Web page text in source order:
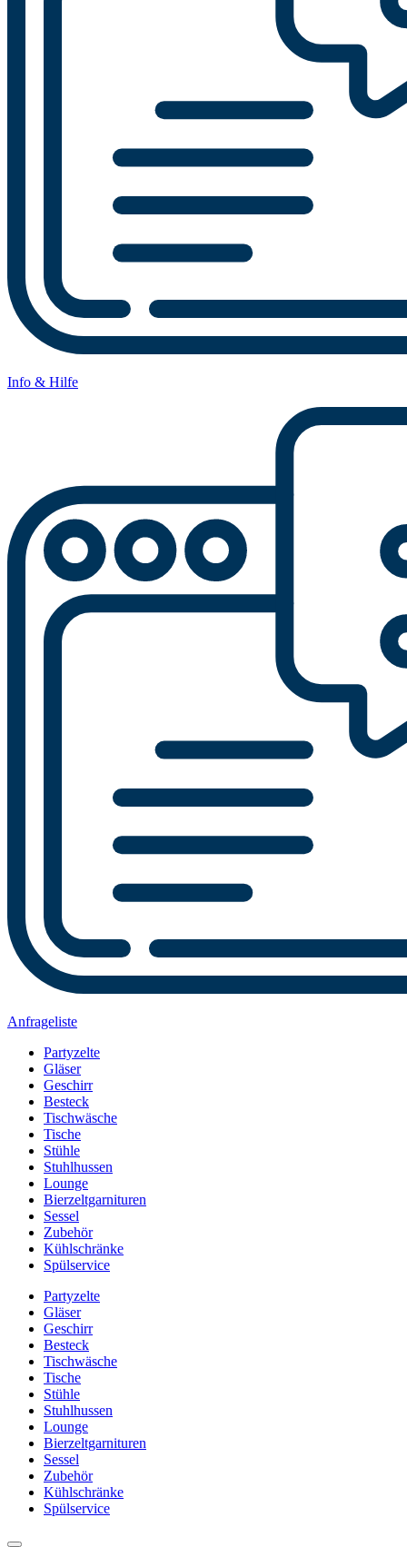
Info & Hilfe
Anfrageliste
Partyzelte
Gläser
Geschirr
Besteck
Tischwäsche
Tische
Stühle
Stuhlhussen
Lounge
Bierzeltgarnituren
Sessel
Zubehör
Kühlschränke
Spülservice
Partyzelte
Gläser
Geschirr
Besteck
Tischwäsche
Tische
Stühle
Stuhlhussen
Lounge
Bierzeltgarnituren
Sessel
Zubehör
Kühlschränke
Spülservice